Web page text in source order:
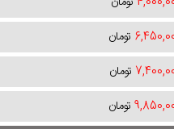
تومان
تومان
تومان